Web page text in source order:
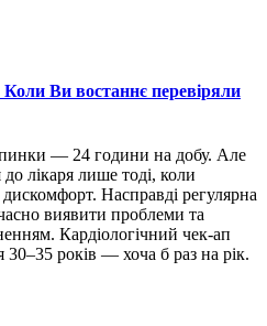
Ви востаннє перевіряли
— 24 години на добу. Але
лікаря лише тоді, коли
дискомфорт. Насправді регулярна
виявити проблеми та
Кардіологічний чек-ап
років — хоча б раз на рік.